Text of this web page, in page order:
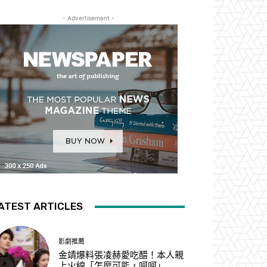
- Advertisement -
ARTICLES
影劇推薦
金靖爆料張凌赫愛吃醋！本人親